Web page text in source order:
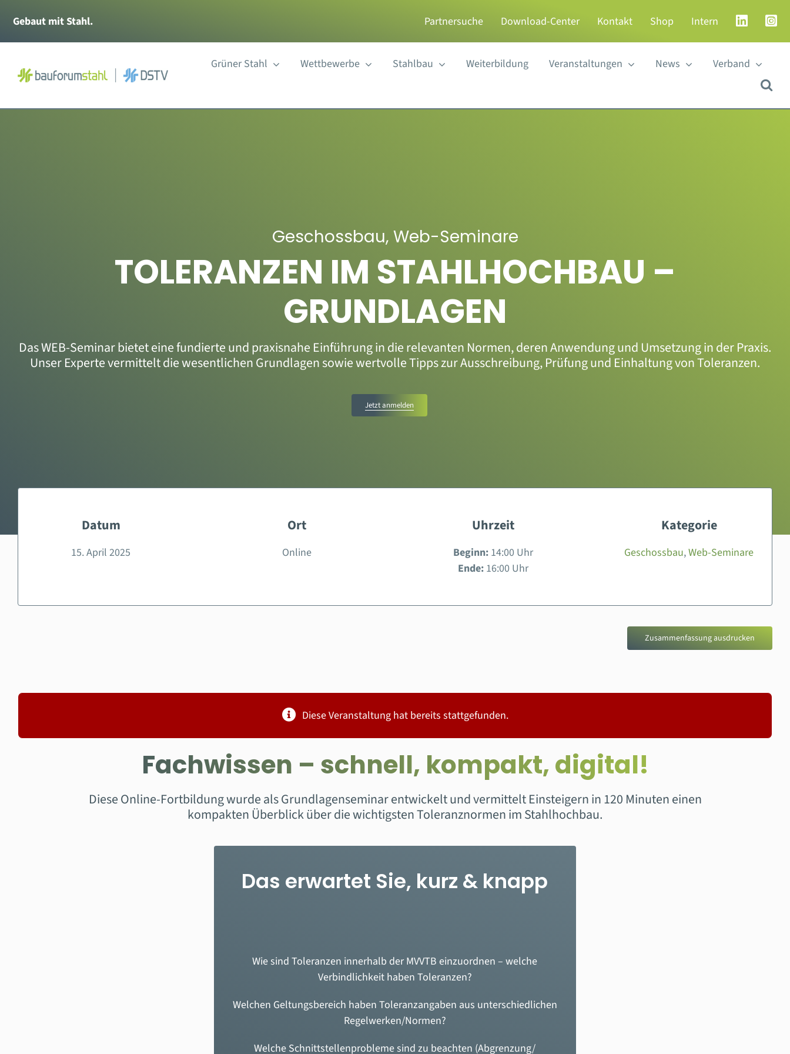
Inhalt
springen
Gebaut mit Stahl. Partnersuche Download-Center Kontakt Shop Intern
Grüner Stahl Wettbewerbe Stahlbau Weiterbildung Veranstaltungen News Verband
Geschossbau, Web-Seminare
TOLERANZEN IM STAHLHOCHBAU –
GRUNDLAGEN
Das WEB-Seminar bietet eine fundierte und praxisnahe Einführung in die relevanten Normen, deren Anwendung und Umsetzung in der Praxis.
Unser Experte vermittelt die wesentlichen Grundlagen sowie wertvolle Tipps zur Ausschreibung, Prüfung und Einhaltung von Toleranzen.
Jetzt anmelden
Datum
15. April 2025
Ort
Online
Uhrzeit
Beginn: 14:00 Uhr
Ende: 16:00 Uhr
Kategorie
Geschossbau,Web-Seminare
Zusammenfassung ausdrucken
Diese Veranstaltung hat bereits stattgefunden.
Fachwissen – schnell, kompakt, digital!
Diese Online-Fortbildung wurde als Grundlagenseminar entwickelt und vermittelt Einsteigern in 120 Minuten einen
kompakten Überblick über die wichtigsten Toleranznormen im Stahlhochbau.
Das erwartet Sie, kurz & knapp
Wie sind Toleranzen innerhalb der MVVTB einzuordnen –welche
Verbindlichkeit haben Toleranzen?
Welchen Geltungsbereich haben Toleranzangaben aus unterschiedlichen
Regelwerken/Normen?
Welche Schnittstellenprobleme sind zu beachten (Abgrenzung/